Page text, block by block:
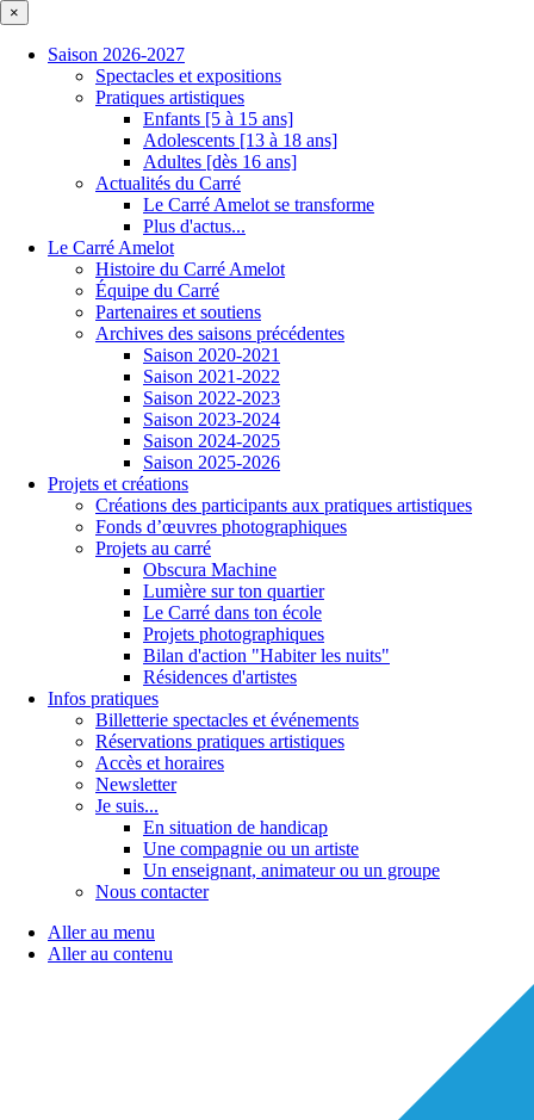
×
Saison 2026-2027
Spectacles et expositions
Pratiques artistiques
Enfants [5 à 15 ans]
Adolescents [13 à 18 ans]
Adultes [dès 16 ans]
Actualités du Carré
Le Carré Amelot se transforme
Plus d'actus...
Le Carré Amelot
Histoire du Carré Amelot
Équipe du Carré
Partenaires et soutiens
Archives des saisons précédentes
Saison 2020-2021
Saison 2021-2022
Saison 2022-2023
Saison 2023-2024
Saison 2024-2025
Saison 2025-2026
Projets et créations
Créations des participants aux pratiques artistiques
Fonds d’œuvres photographiques
Projets au carré
Obscura Machine
Lumière sur ton quartier
Le Carré dans ton école
Projets photographiques
Bilan d'action "Habiter les nuits"
Résidences d'artistes
Infos pratiques
Billetterie spectacles et événements
Réservations pratiques artistiques
Accès et horaires
Newsletter
Je suis...
En situation de handicap
Une compagnie ou un artiste
Un enseignant, animateur ou un groupe
Nous contacter
Aller au menu
Aller au contenu